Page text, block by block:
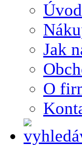
Jak
O